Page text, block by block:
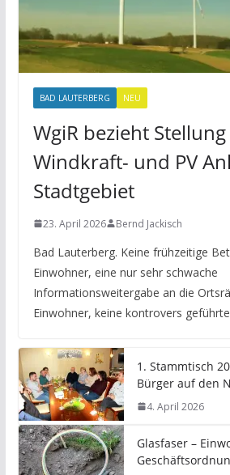
BAD LAUTERBERG NEU
WgiR bezieht Stellung
Windkraft- und PV
Stadtgebiet
23. April 2026 Bernd Jackisch
Bad Lauterberg. Keine frühzeitige
Einwohner, eine nur sehr schwache
Informationsweitergabe an die
Einwohner, keine kontrovers
1. Stammtisch
Bürger auf den
4. April 2026
Glasfaser –